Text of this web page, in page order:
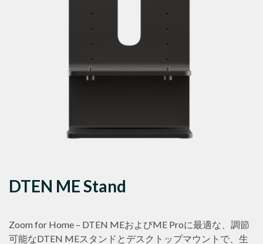
DTEN ME Stand
Zoom for Home – DTEN MEおよびME Proに最適な、調節
可能なDTEN MEスタンドとデスクトップマウントで、生